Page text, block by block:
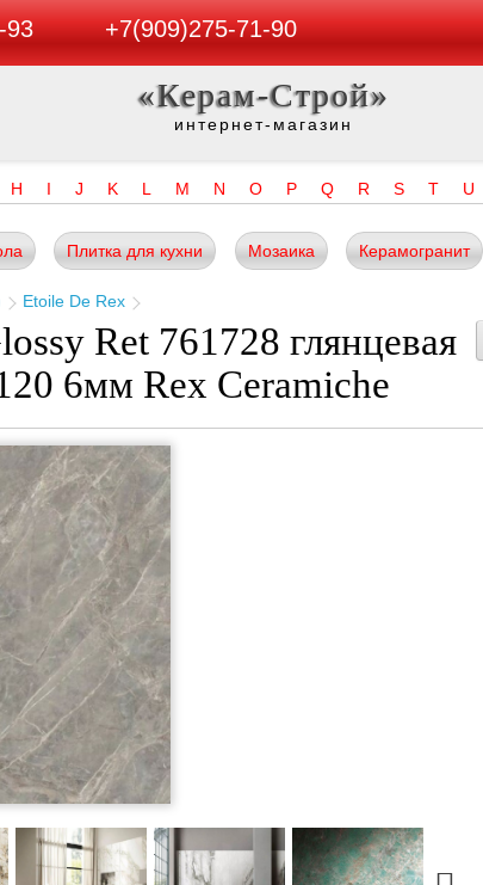
93 +7(909)275-71-90
«Керам-Строй»
интернет-магазин
H I J K L M N O P Q R S T U
Плитка для кухни Мозаика Керамогранит
Etoile De Rex
Ret 761728 глянцевая
6мм Rex Ceramiche